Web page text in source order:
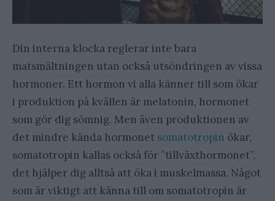
Din interna klocka reglerar inte bara
matsmältningen utan också utsöndringen av vissa
hormoner. Ett hormon vi alla känner till som ökar
i produktion på kvällen är melatonin, hormonet
som gör dig sömnig. Men även produktionen av
det mindre kända hormonet somatotropin ökar,
somatotropin kallas också för ”tillväxthormonet”,
det hjälper dig alltså att öka i muskelmassa. Något
som är viktigt att känna till om somatotropin är